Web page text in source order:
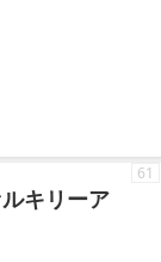
キリーア
61